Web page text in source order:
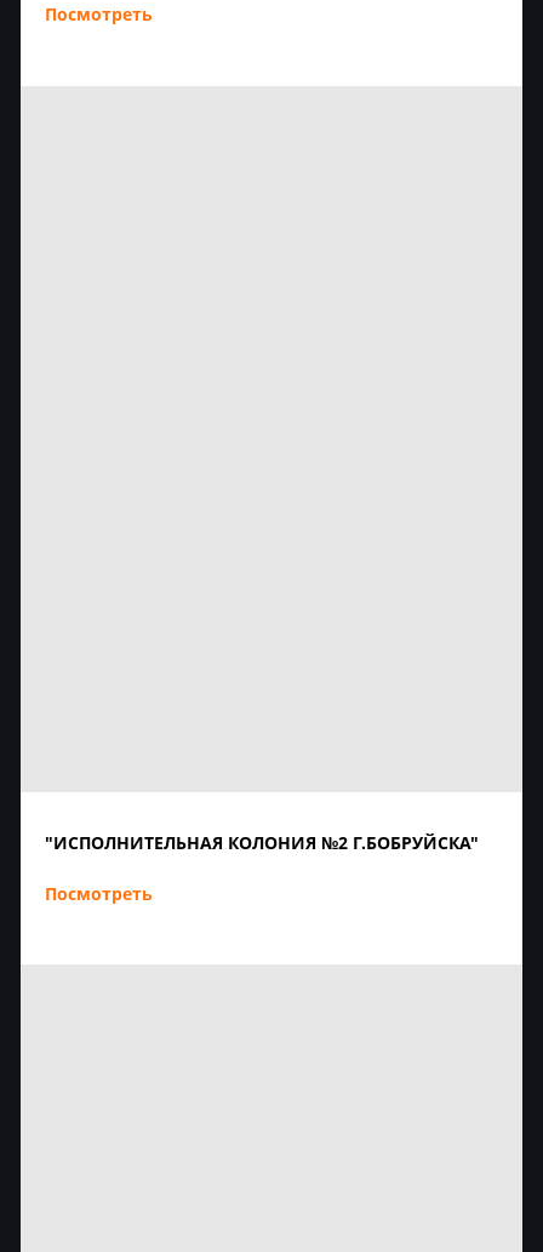
Посмотреть
"ИСПОЛНИТЕЛЬНАЯ КОЛОНИЯ №2 Г.БОБРУЙСКА"
Посмотреть